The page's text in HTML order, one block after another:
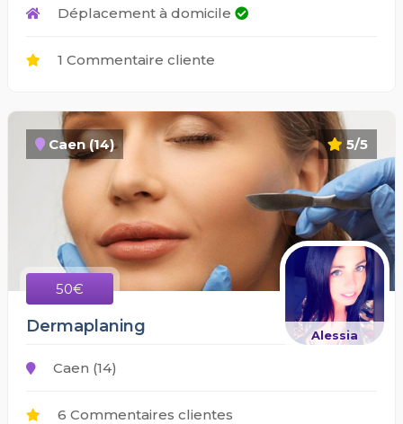
Déplacement à domicile
1 Commentaire cliente
5/5
Caen (14)
50€
Alessia
Dermaplaning
Caen (14)
6 Commentaires clientes